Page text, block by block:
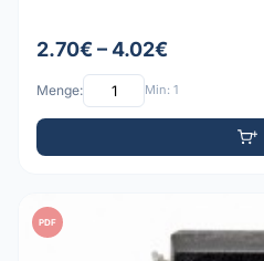
2.70€ – 4.02€
Menge: Min: 1
PDF